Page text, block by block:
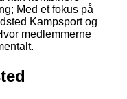
Med et fokus på
Kampsport og
medlemmerne